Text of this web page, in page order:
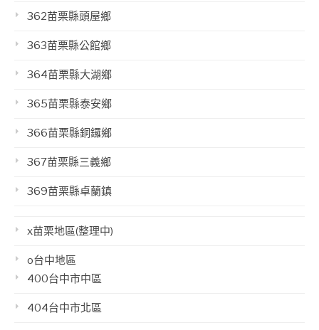
362苗栗縣頭屋鄉
363苗栗縣公館鄉
364苗栗縣大湖鄉
365苗栗縣泰安鄉
366苗栗縣銅鑼鄉
367苗栗縣三義鄉
369苗栗縣卓蘭鎮
x苗栗地區(整理中)
o台中地區
400台中市中區
404台中市北區